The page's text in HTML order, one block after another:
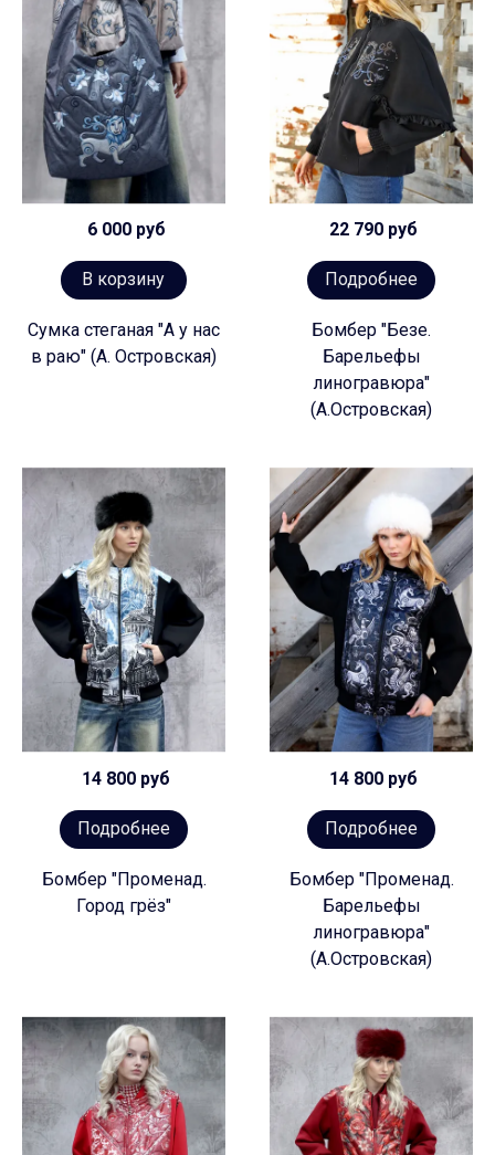
6 000 руб
В корзину
Сумка стеганая "А у нас
в раю" (А. Островская)
22 790 руб
Подробнее
Бомбер "Безе.
Барельефы
линогравюра"
(А.Островская)
14 800 руб
Подробнее
Бомбер "Променад.
Город грёз"
14 800 руб
Подробнее
Бомбер "Променад.
Барельефы
линогравюра"
(А.Островская)